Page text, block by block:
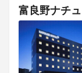
富良野ナチ